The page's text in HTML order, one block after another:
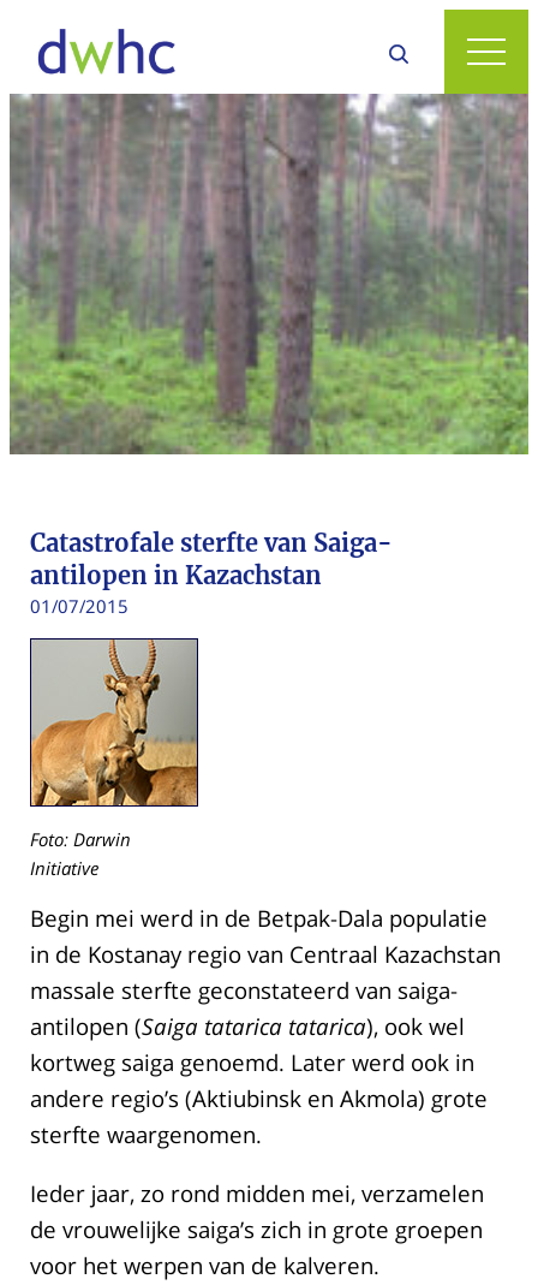
Catastrofale sterfte van Saiga-
antilopen in Kazachstan
01/07/2015
Foto: Darwin
Initiative
Begin mei werd in de Betpak-Dala populatie
in de Kostanay regio van Centraal Kazachstan
massale sterfte geconstateerd van saiga-
antilopen (Saiga tatarica tatarica), ook wel
kortweg saiga genoemd. Later werd ook in
andere regio’s (Aktiubinsk en Akmola) grote
sterfte waargenomen.
Ieder jaar, zo rond midden mei, verzamelen
de vrouwelijke saiga’s zich in grote groepen
voor het werpen van de kalveren.